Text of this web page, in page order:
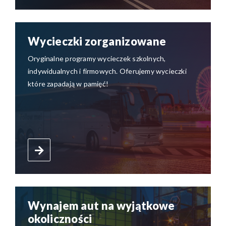
Wycieczki zorganizowane
Oryginalne programy wycieczek szkolnych,
indywidualnych i firmowych. Oferujemy wycieczki
które zapadają w pamięć!
Wynajem aut na wyjątkowe
okoliczności